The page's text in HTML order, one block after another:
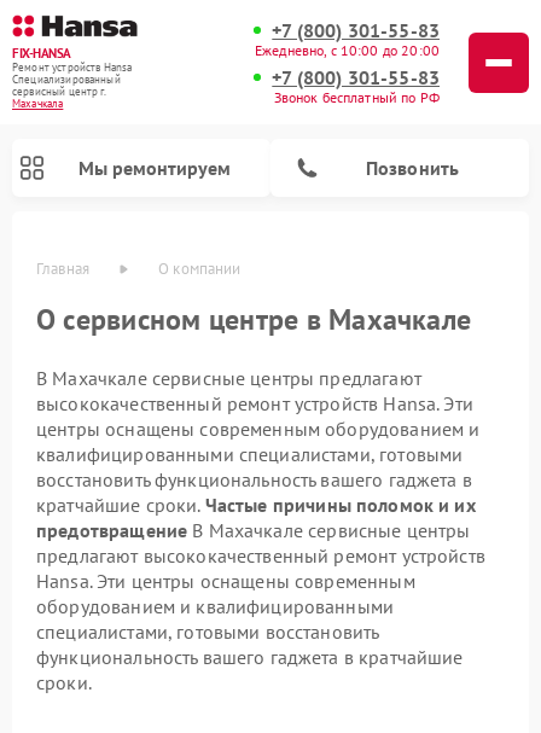
FIX-HANSA
Ремонт устройств Hansa
Специализированный
cервисный центр г.
Махачкала
+7 (800) 301-55-83
Ежедневно, с 10:00 до 20:00
+7 (800) 301-55-83
Звонок бесплатный по РФ
Мы ремонтируем Позвонить
Главная О компании
О сервисном центре в Махачкале
В Махачкале сервисные центры предлагают
высококачественный ремонт устройств Hansa. Эти
центры оснащены современным оборудованием и
квалифицированными специалистами, готовыми
восстановить функциональность вашего гаджета в
кратчайшие сроки. Частые причины поломок и их
предотвращение В Махачкале сервисные центры
предлагают высококачественный ремонт устройств
Hansa. Эти центры оснащены современным
оборудованием и квалифицированными
специалистами, готовыми восстановить
функциональность вашего гаджета в кратчайшие
сроки.